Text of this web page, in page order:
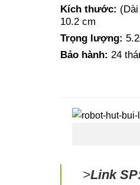
Kích thước:
10.2 cm
Trọng lượng:
Bảo hành: 24
>Link